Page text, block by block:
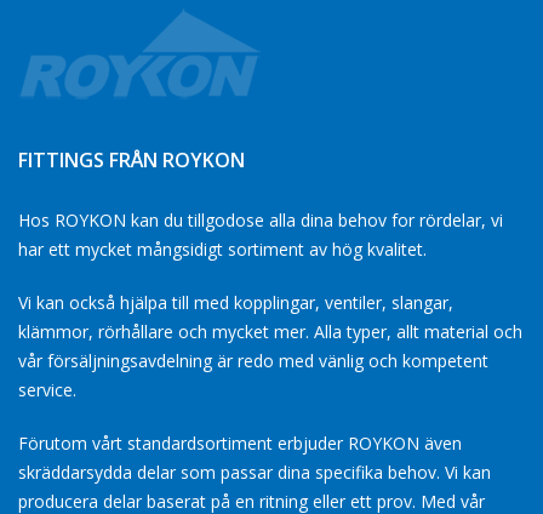
FITTINGS FRÅN ROYKON
Hos ROYKON kan du tillgodose alla dina behov for rördelar, vi
har ett mycket mångsidigt sortiment av hög kvalitet.
Vi kan också hjälpa till med kopplingar, ventiler, slangar,
klämmor, rörhållare och mycket mer. Alla typer, allt material och
vår försäljningsavdelning är redo med vänlig och kompetent
service.
Förutom vårt standardsortiment erbjuder ROYKON även
skräddarsydda delar som passar dina specifika behov. Vi kan
producera delar baserat på en ritning eller ett prov. Med vår